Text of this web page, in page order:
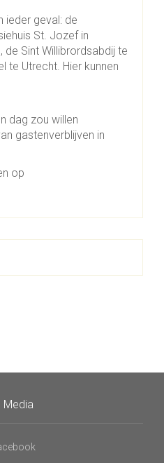
ieder geval: de
St. Jozef in
de Sint Willibrordsabdij te
te Utrecht. Hier kunnen
dag zou willen
gastenverblijven in
op
Media